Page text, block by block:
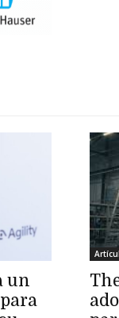
un